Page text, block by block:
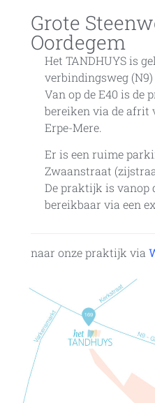
Grote
Oordegem
Het TANDHUYS is
verbindingsweg
Van op de E40 is
bereiken via de afrit
Erpe-Mere.
Er is een ruime
Zwaanstraat
De praktijk is vanop
bereikbaar via een
naar onze praktijk via